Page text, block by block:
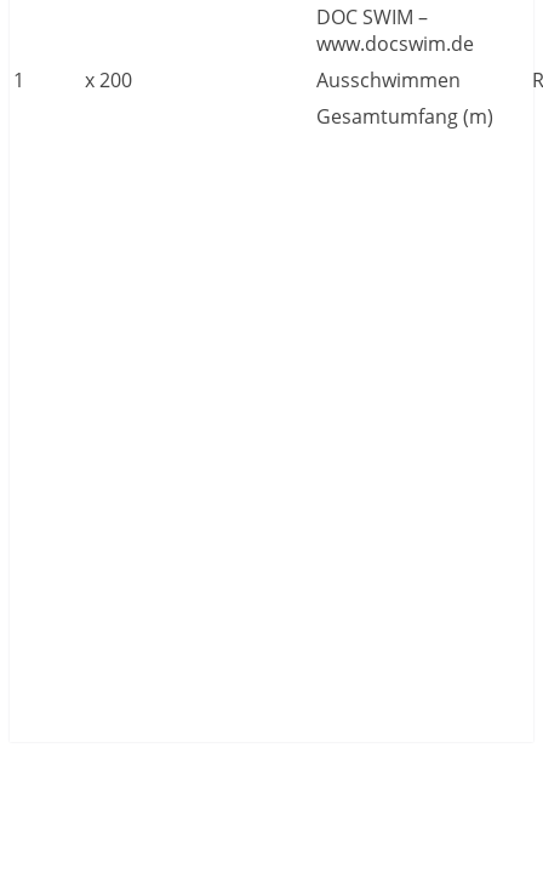
DOC SWIM –
www.docswim.de
1
x200 Ausschwimmen
Gesamtumfang (m)